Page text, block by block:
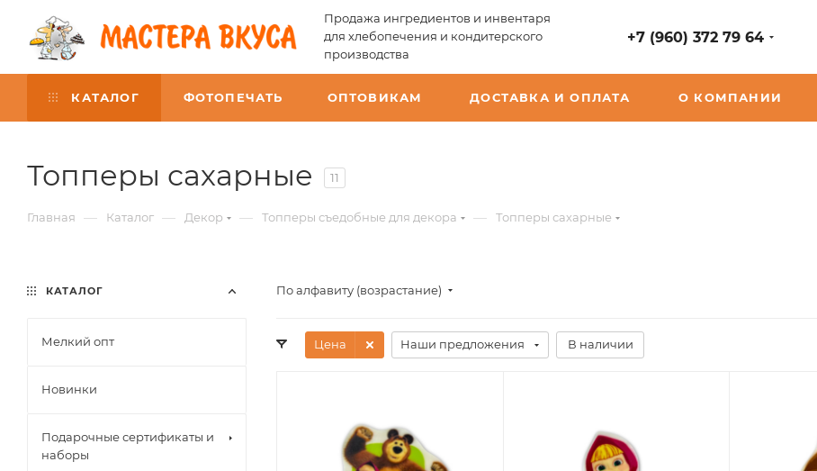
Продажа ингредиентов и инвентаря
для хлебопечения и кондитерского
производства
+7 (960) 372 79 64
КАТАЛОГ ФОТОПЕЧАТЬ ОПТОВИКАМ ДОСТАВКА И ОПЛАТА О КОМПАНИИ
Топперы сахарные 11
Главная — Каталог — Декор — Топперы съедобные для декора — Топперы сахарные
По алфавиту (возрастание)
Цена Наши предложения В наличии
КАТАЛОГ
Мелкий опт
Новинки
Подарочные сертификаты и
наборы